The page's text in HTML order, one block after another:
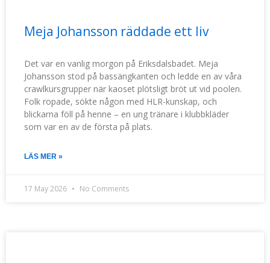
Meja Johansson räddade ett liv
Det var en vanlig morgon på Eriksdalsbadet. Meja
Johansson stod på bassängkanten och ledde en av våra
crawlkursgrupper när kaoset plötsligt bröt ut vid poolen.
Folk ropade, sökte någon med HLR-kunskap, och
blickarna föll på henne – en ung tränare i klubbkläder
som var en av de första på plats.
LÄS MER »
17 May 2026 No Comments